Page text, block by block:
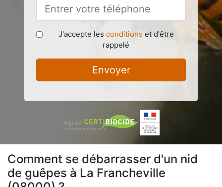
J'accepte les conditions et d'être
rappelé
Envoyer
Comment se débarrasser d'un nid
de guêpes à La Francheville